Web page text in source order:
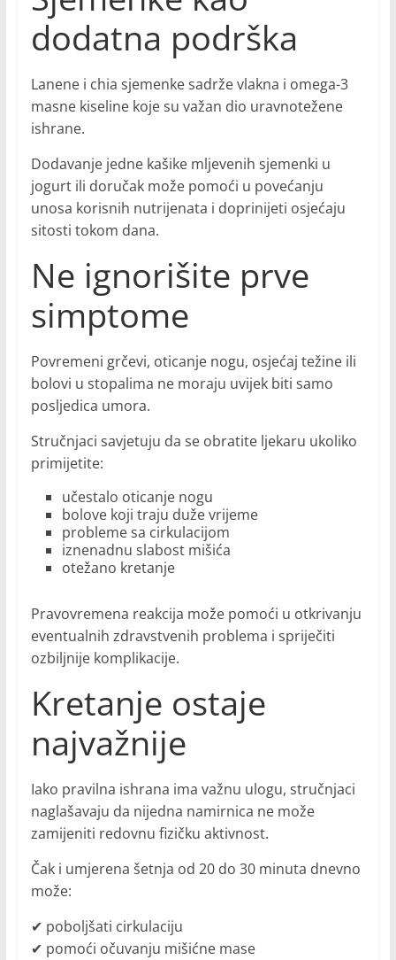
dodatna podrška
Lanene i chia sjemenke sadrže vlakna i omega-3
masne kiseline koje su važan dio uravnotežene
ishrane.
Dodavanje jedne kašike mljevenih sjemenki u
jogurt ili doručak može pomoći u povećanju
unosa korisnih nutrijenata i doprinijeti osjećaju
sitosti tokom dana.
Ne ignorišite prve
simptome
Povremeni grčevi, oticanje nogu, osjećaj težine ili
bolovi u stopalima ne moraju uvijek biti samo
posljedica umora.
Stručnjaci savjetuju da se obratite ljekaru ukoliko
primijetite:
učestalo oticanje nogu
bolove koji traju duže vrijeme
probleme sa cirkulacijom
iznenadnu slabost mišića
otežano kretanje
Pravovremena reakcija može pomoći u otkrivanju
eventualnih zdravstvenih problema i spriječiti
ozbiljnije komplikacije.
Kretanje ostaje
najvažnije
Iako pravilna ishrana ima važnu ulogu, stručnjaci
naglašavaju da nijedna namirnica ne može
zamijeniti redovnu fizičku aktivnost.
Čak i umjerena šetnja od 20 do 30 minuta dnevno
može:
✔ poboljšati cirkulaciju
✔ pomoći očuvanju mišićne mase